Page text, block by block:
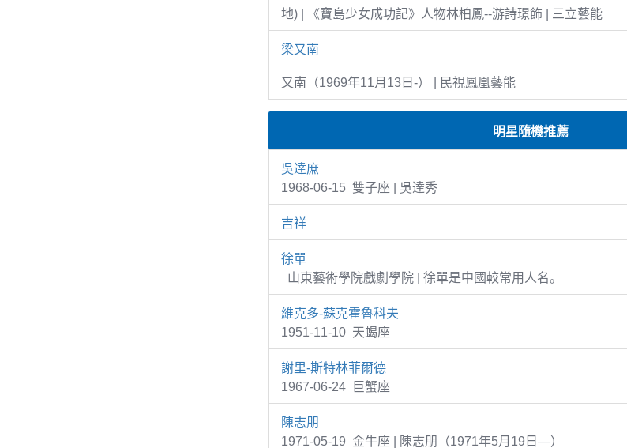
地) | 《寶島少女成功記》人物林柏鳳--游詩璟飾 | 三立藝能
梁又南
又南（1969年11月13日-） | 民視鳳凰藝能
明星隨機推薦
吳達庶
1968-06-15 雙子座 | 吳達秀
吉祥
徐單
山東藝術學院戲劇學院 | 徐單是中國較常用人名。
維克多-蘇克霍魯科夫
1951-11-10 天蝎座
謝里-斯特林菲爾德
1967-06-24 巨蟹座
陳志朋
1971-05-19 金牛座 | 陳志朋（1971年5月19日—）